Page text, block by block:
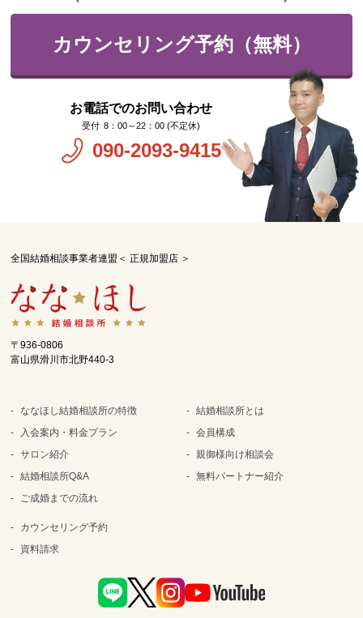
カウンセリング予約（無料）
お電話でのお問い合わせ
8：00～22：00 (不定休)
090-2093-9415
全国結婚相談事業者連盟＜ 正規加盟店 ＞
〒936-0806
富山県滑川市北野440-3
ななほし結婚相談所の特徴
入会案内・料金プラン
サロン紹介
結婚相談所Q&A
ご成婚までの流れ
結婚相談所とは
会員構成
親御様向け相談会
無料パートナー紹介
カウンセリング予約
資料請求